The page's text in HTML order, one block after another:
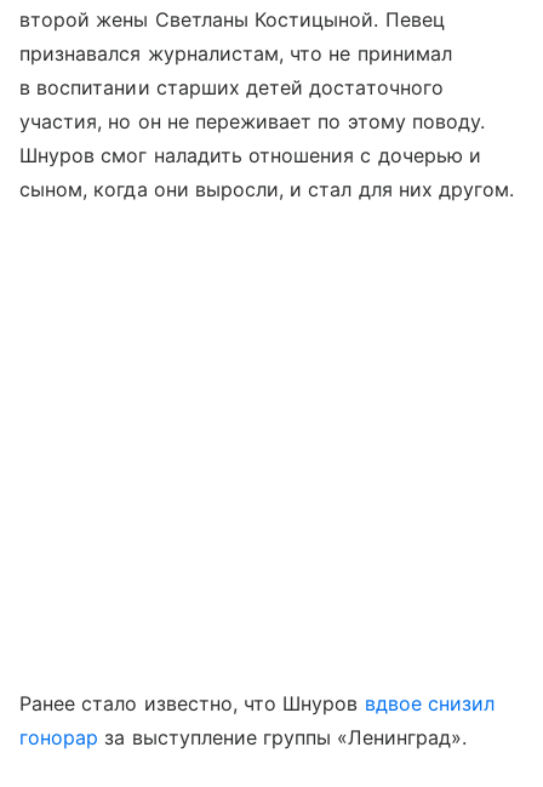
второй жены Светланы Костицыной. Певец
признавался журналистам, что не принимал
в воспитании старших детей достаточного
участия, но он не переживает по этому поводу.
Шнуров смог наладить отношения с дочерью и
сыном, когда они выросли, и стал для них другом.
Ранее стало известно, что Шнуров вдвое снизил
гонорар за выступление группы «Ленинград».